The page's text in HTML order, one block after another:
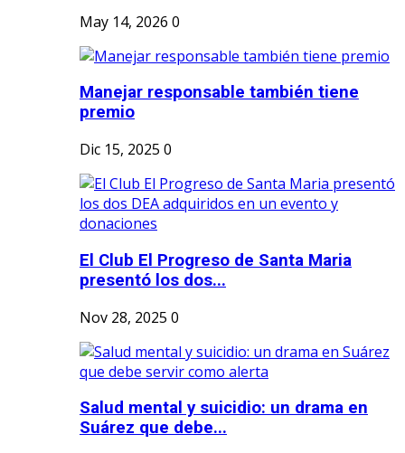
May 14, 2026 0
Manejar responsable también tiene
premio
Dic 15, 2025 0
El Club El Progreso de Santa Maria
presentó los dos...
Nov 28, 2025 0
Salud mental y suicidio: un drama en
Suárez que debe...